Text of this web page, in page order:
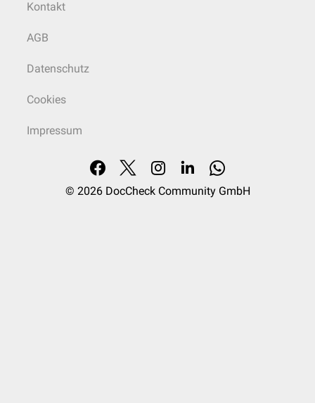
Kontakt
AGB
Datenschutz
Cookies
Impressum
© 2026 DocCheck Community GmbH